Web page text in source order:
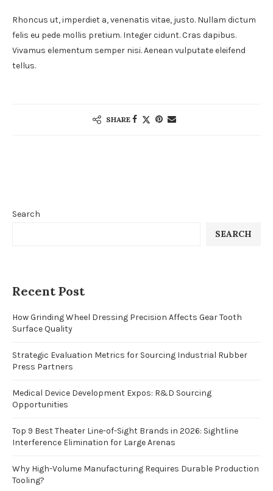
Rhoncus ut, imperdiet a, venenatis vitae, justo. Nullam dictum
felis eu pede mollis pretium. Integer cidunt. Cras dapibus.
Vivamus elementum semper nisi. Aenean vulputate eleifend
tellus.
SHARE
Search
SEARCH
Recent Post
How Grinding Wheel Dressing Precision Affects Gear Tooth
Surface Quality
Strategic Evaluation Metrics for Sourcing Industrial Rubber
Press Partners
Medical Device Development Expos: R&D Sourcing
Opportunities
Top 9 Best Theater Line-of-Sight Brands in 2026: Sightline
Interference Elimination for Large Arenas
Why High-Volume Manufacturing Requires Durable Production
Tooling?